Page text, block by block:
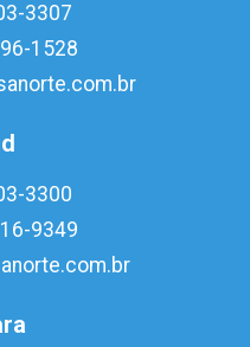
3307
1528
3300
9349